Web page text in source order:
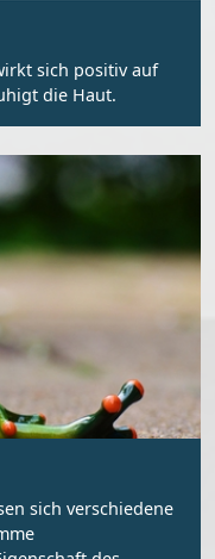
sich positiv auf
die Haut.
sich verschiedene